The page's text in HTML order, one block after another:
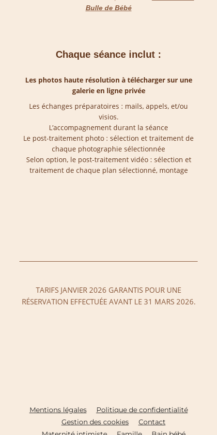
Bulle de Bébé
Chaque séance inclut :
Les photos haute résolution à télécharger sur une
galerie en ligne privée
Les échanges préparatoires : mails, appels, et/ou
visios.
L’accompagnement durant la séance
Le post-traitement photo : sélection et traitement de
chaque photographie sélectionnée
Selon option, le post-traitement vidéo : sélection et
traitement de chaque plan sélectionné, montage
TARIFS JANVIER 2026 GARANTIS POUR UNE
RÉSERVATION EFFECTUÉE AVANT LE 31 MARS 2026.
Mentions légales
Politique de confidentialité
Gestion des cookies
Contact